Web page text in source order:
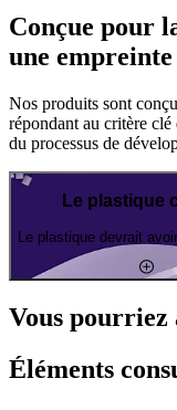
Conçue pour
une empreinte
Nos produits sont
répondant au critère
du processus de
Le plastique
Le plastique devrait
Vous pourriez
Éléments